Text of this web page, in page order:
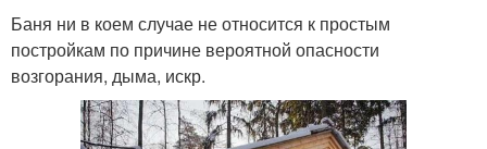
Баня ни в коем случае не относится к простым
постройкам по причине вероятной опасности
возгорания, дыма, искр.